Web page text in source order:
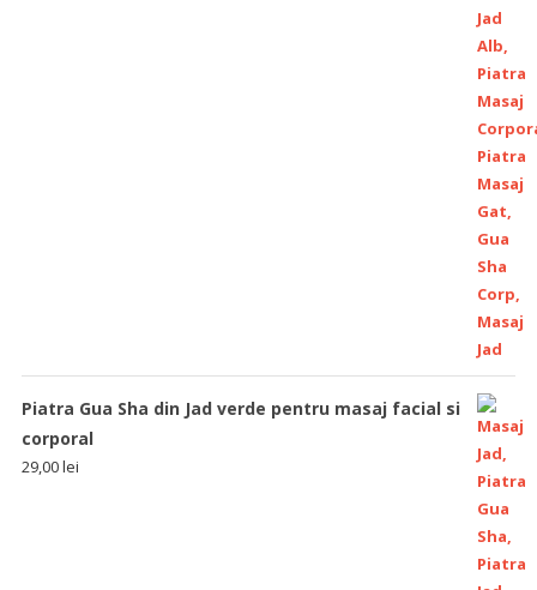
Piatra Gua Sha din Jad verde pentru masaj facial si
corporal
29,00lei